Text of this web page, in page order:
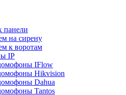
панели
на сирену
к воротам
IP
IFlow
Hikvision
Dahua
Tantos